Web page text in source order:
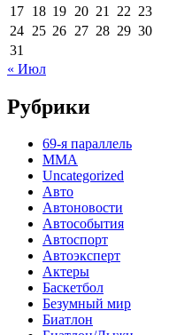
17 18 19 20 21 22 23
24 25 26 27 28 29 30
31
« Июл
Рубрики
69-я параллель
MMA
Uncategorized
Авто
Автоновости
Автособытия
Автоспорт
Автоэксперт
Актеры
Баскетбол
Безумный мир
Биатлон